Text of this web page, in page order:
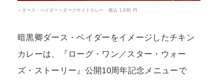
＜ダース・ベイダー＞ダークサイドカレー 税込 1,690 円
暗黒卿ダース・ベイダーをイメージしたチキン
カレーは、『ローグ・ワン／スター・ウォー
ズ・ストーリー』公開10周年記念メニューで